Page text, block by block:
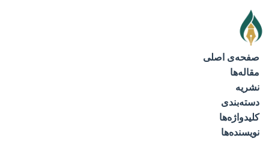
صفحه‌ی اصلی
مقاله‌ها
نشریه
دسته‌بندی
کلیدواژه‌ها
نویسنده‌ها